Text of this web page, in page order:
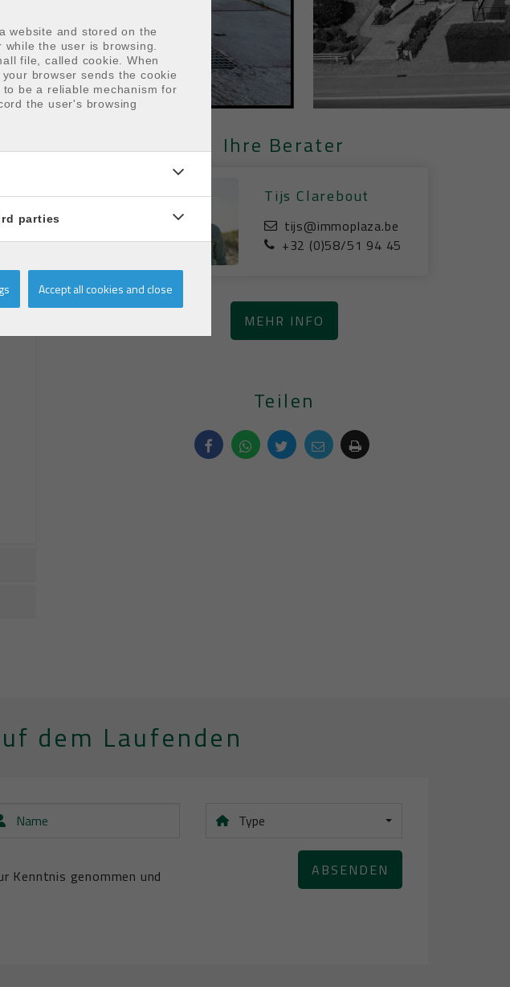
Ihre Berater
Tijs Clarebout
tijs@immoplaza.be
+32 (0)58/51 94 45
MEHR INFO
Teilen
dem Laufenden
Type
Kenntnis genommen und
ABSENDEN
website and stored on the
the user is browsing.
file, called cookie. When
browser sends the cookie
be a reliable mechanism for
the user's browsing
parties
Accept all cookies and close